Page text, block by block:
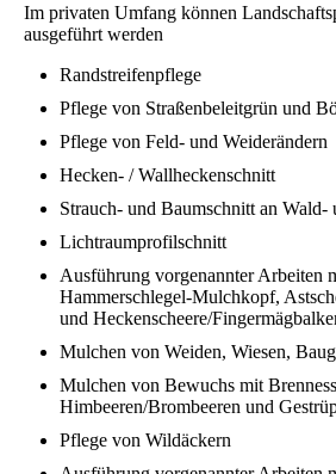
Im privaten Umfang können
ausgeführt werden
Randstreifenpflege
Pflege von Straßenbeleitgrün und
Pflege von Feld- und Weiderändern
Hecken- / Wallheckenschnitt
Strauch- und Baumschnitt an Wald-
Lichtraumprofilschnitt
Ausführung vorgenannter Arbeiten
Hammerschlegel-Mulchkopf,
und Heckenscheere/
Mulchen von Weiden, Wiesen,
Mulchen von Bewuchs mit
Himbeeren/Brombeeren und
Pflege von Wildäckern